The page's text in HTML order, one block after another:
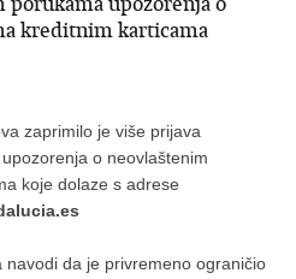
kreditnim karticama
zaprimilo je više prijava
o neovlaštenim
koje dolaze s adrese
navodi da je privremeno ograničio